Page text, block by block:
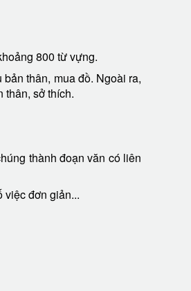
800 từ vựng.
thân, mua đồ. Ngoài ra,
thân, sở thích.
thành đoạn văn có liên
việc đơn giản...